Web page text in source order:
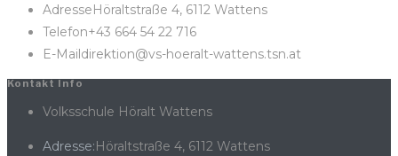
AdresseHöraltstraße 4, 6112 Wattens
Telefon+43 664 54 22 716
E-Maildirektion@vs-hoeralt-wattens.tsn.at
Kontakt Info
Volksschule Höralt Wattens
Adresse:Höraltstraße 4, 6112 Wattens